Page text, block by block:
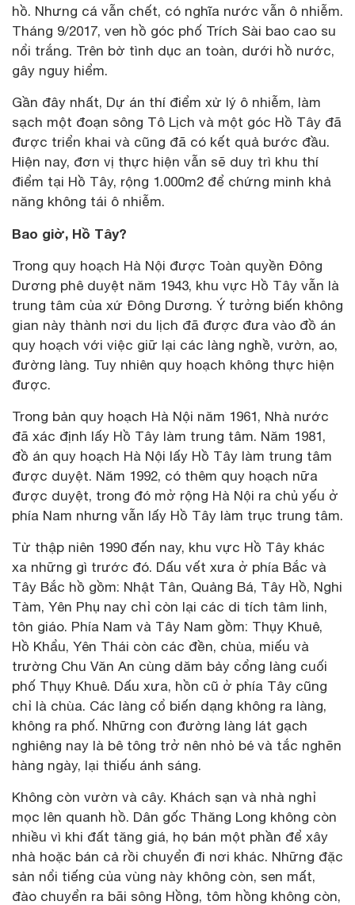
hồ. Nhưng cá vẫn chết, có nghĩa nước vẫn ô nhiễm.
Tháng 9/2017, ven hồ góc phố Trích Sài bao cao su
nổi trắng. Trên bờ tình dục an toàn, dưới hồ nước,
gây nguy hiểm.
Gần đây nhất, Dự án thí điểm xử lý ô nhiễm, làm
sạch một đoạn sông Tô Lịch và một góc Hồ Tây đã
được triển khai và cũng đã có kết quả bước đầu.
Hiện nay, đơn vị thực hiện vẫn sẽ duy trì khu thí
điểm tại Hồ Tây, rộng 1.000m2 để chứng minh khả
năng không tái ô nhiễm.
Bao giờ, Hồ Tây?
Trong quy hoạch Hà Nội được Toàn quyền Đông
Dương phê duyệt năm 1943, khu vực Hồ Tây vẫn là
trung tâm của xứ Đông Dương. Ý tưởng biến không
gian này thành nơi du lịch đã được đưa vào đồ án
quy hoạch với việc giữ lại các làng nghề, vườn, ao,
đường làng. Tuy nhiên quy hoạch không thực hiện
được.
Trong bản quy hoạch Hà Nội năm 1961, Nhà nước
đã xác định lấy Hồ Tây làm trung tâm. Năm 1981,
đồ án quy hoạch Hà Nội lấy Hồ Tây làm trung tâm
được duyệt. Năm 1992, có thêm quy hoạch nữa
được duyệt, trong đó mở rộng Hà Nội ra chủ yếu ở
phía Nam nhưng vẫn lấy Hồ Tây làm trục trung tâm.
Từ thập niên 1990 đến nay, khu vực Hồ Tây khác
xa những gì trước đó. Dấu vết xưa ở phía Bắc và
Tây Bắc hồ gồm: Nhật Tân, Quảng Bá, Tây Hồ, Nghi
Tàm, Yên Phụ nay chỉ còn lại các di tích tâm linh,
tôn giáo. Phía Nam và Tây Nam gồm: Thụy Khuê,
Hồ Khẩu, Yên Thái còn các đền, chùa, miếu và
trường Chu Văn An cùng dăm bảy cổng làng cuối
phố Thụy Khuê. Dấu xưa, hồn cũ ở phía Tây cũng
chỉ là chùa. Các làng cổ biến dạng không ra làng,
không ra phố. Những con đường làng lát gạch
nghiêng nay là bê tông trở nên nhỏ bé và tắc nghẽn
hàng ngày, lại thiếu ánh sáng.
Không còn vườn và cây. Khách sạn và nhà nghỉ
mọc lên quanh hồ. Dân gốc Thăng Long không còn
nhiều vì khi đất tăng giá, họ bán một phần để xây
nhà hoặc bán cả rồi chuyển đi nơi khác. Những đặc
sản nổi tiếng của vùng này không còn, sen mất,
đào chuyển ra bãi sông Hồng, tôm hồng không còn,